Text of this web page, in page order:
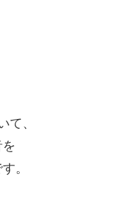
て、
。